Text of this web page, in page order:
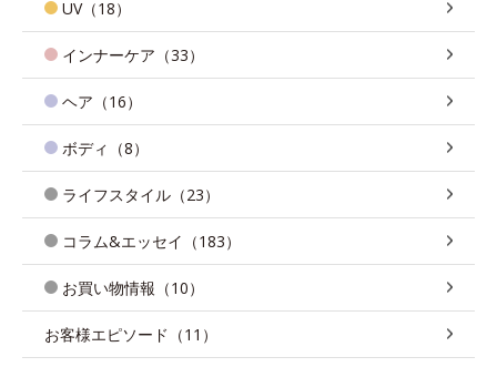
UV（18）
インナーケア（33）
ヘア（16）
ボディ（8）
ライフスタイル（23）
コラム&エッセイ（183）
お買い物情報（10）
お客様エピソード（11）